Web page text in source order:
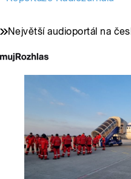
Největší audioportál na